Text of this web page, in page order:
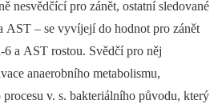
nesvědčící pro zánět, ostatní sledované
AST –⁠ se vyvíjejí do hodnot pro zánět
a AST rostou. Svědčí pro něj
anaerobního metabolismu,
v. s. bakteriálního původu, který